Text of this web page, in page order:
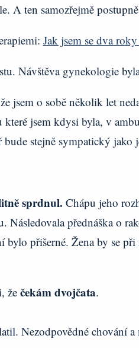
A ten samozřejmě
Jak jsem se dva
Návštěva gynekologie
jsem o sobě několik let
které jsem kdysi byla, v
stejně sympatický jako
sprdnul. Chápu jeho
Následovala přednáška o
bylo přišerné. Žena by se
že čekám dvojčata.
Nezodpovědné chování